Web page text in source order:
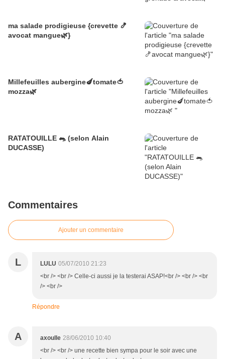
ma salade prodigieuse {crevette 🍤
avocat mangue🌿}
Millefeuilles aubergine🍆tomate🍅
mozza🌿
RATATOUILLE 🐀 (selon Alain
DUCASSE)
Commentaires
Ajouter un commentaire
L LULU 05/07/2010 21:23
<br /> <br /> Celle-ci aussi je la testerai ASAP!<br /> <br /> <br
/> <br />
Répondre
A axoulle 28/06/2010 10:40
<br /> <br /> une recette bien sympa pour le soir avec une